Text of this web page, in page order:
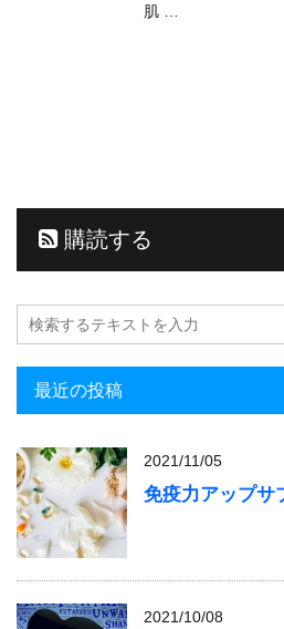
肌 …
購読する
最近の投稿
2021/11/05
免疫力アップサ
2021/10/08